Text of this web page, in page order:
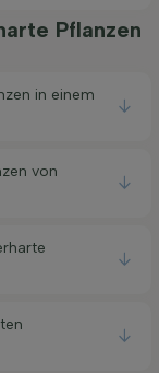
Pflanzen
in einem
von